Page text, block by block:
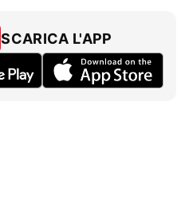
SCARICA L'APP